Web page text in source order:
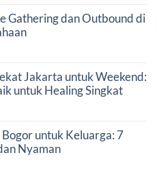
Gathering dan Outbound di
Jakarta untuk Weekend:
untuk Healing Singkat
untuk Keluarga: 7
Nyaman